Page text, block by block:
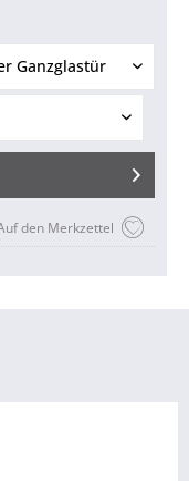
den Merkzettel